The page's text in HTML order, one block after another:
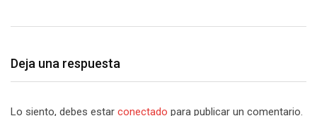
Deja una respuesta
Lo siento, debes estar conectado para publicar un comentario.